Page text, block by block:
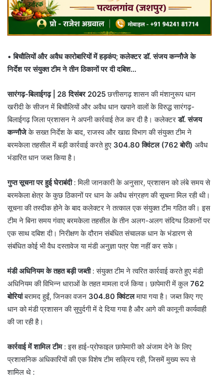
•बिचौलियों और अवैध कारोबारियों में हड़कंप; कलेक्टर डॉ. संजय कन्नौजे के
निर्देश पर संयुक्त टीम ने तीन ठिकानों पर दी दबिश…
सारंगढ़-बिलाईगढ़ | 28 दिसंबर 2025छत्तीसगढ़ शासन की मंशानुरूप धान
खरीदी के सीजन में बिचौलियों और अवैध धान खपाने वालों के विरुद्ध सारंगढ़-
बिलाईगढ़ जिला प्रशासन ने अपनी कार्रवाई तेज कर दी है। कलेक्टरडॉ. संजय
कन्नौजेके सख्त निर्देश के बाद, राजस्व और खाद्य विभाग की संयुक्त टीम ने
बरमकेला तहसील में बड़ी कार्रवाई करते हुए 304.80 क्विंटल (762 बोरी) अवैध
भंडारित धान जब्त किया है।
गुप्त सूचना पर हुई घेराबंदी: मिली जानकारी के अनुसार, प्रशासन को लंबे समय से
बरमकेला क्षेत्र के कुछ ठिकानों पर धान के अवैध संग्रहण की सूचना मिल रही थी।
सूचना की तस्दीक होने के बाद कलेक्टर ने तत्काल एक संयुक्त टीम गठित की। इस
टीम ने बिना समय गंवाए बरमकेला तहसील के तीन अलग-अलग संदिग्ध ठिकानों पर
एक साथ दबिश दी। निरीक्षण के दौरान संबंधित संचालक धान के भंडारण से
संबंधित कोई भी वैध दस्तावेज या मंडी अनुज्ञा पत्र पेश नहीं कर सके।
मंडी अधिनियम के तहत बड़ी जब्ती: संयुक्त टीम ने त्वरित कार्रवाई करते हुए मंडी
अधिनियम की विभिन्न धाराओं के तहत मामला दर्ज किया। छापेमारी में कुल 762
बोरियांबरामद हुईं, जिनका वजन 304.80 क्विंटलमापा गया है। जब्त किए गए
धान को मंडी प्रशासन की सुपुर्दगी में दे दिया गया है और आगे की कानूनी कार्यवाही
की जा रही है।
कार्रवाई में शामिल टीम: इस हाई-प्रोफाइल छापेमारी को अंजाम देने के लिए
प्रशासनिक अधिकारियों की एक विशेष टीम सक्रिय रही, जिसमें मुख्य रूप से
शामिल थे :